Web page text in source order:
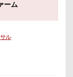
ーム
ル